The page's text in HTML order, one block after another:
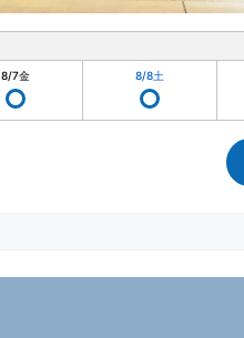
8/7金 8/8土